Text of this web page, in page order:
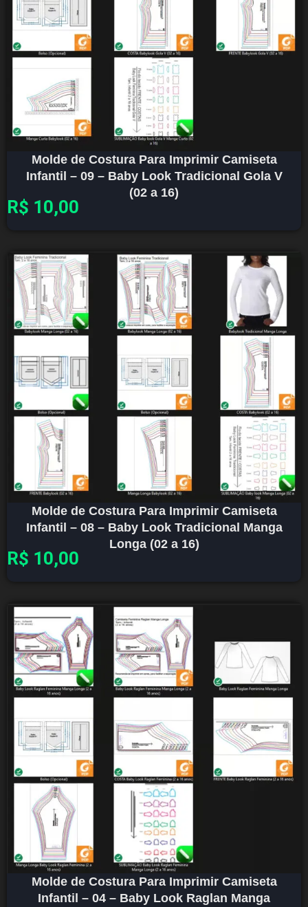
Molde de Costura Para Imprimir Camiseta
Infantil – 09 – Baby Look Tradicional Gola V
(02 a 16)
R$ 10,00
Molde de Costura Para Imprimir Camiseta
Infantil – 08 – Baby Look Tradicional Manga
Longa (02 a 16)
R$ 10,00
Molde de Costura Para Imprimir Camiseta
Infantil – 04 – Baby Look Raglan Manga